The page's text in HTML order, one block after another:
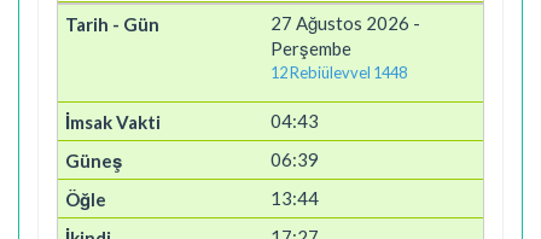
27 Ağustos 2026 -
Perşembe
12 Rebiülevvel 1448
04:43
06:39
13:44